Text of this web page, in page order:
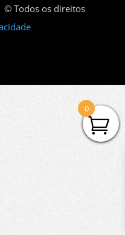
© Todos os direitos
0